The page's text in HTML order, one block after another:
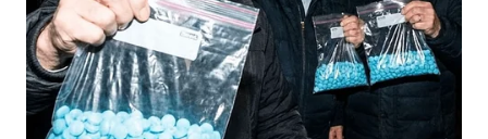
TOBA
WN
NIAS